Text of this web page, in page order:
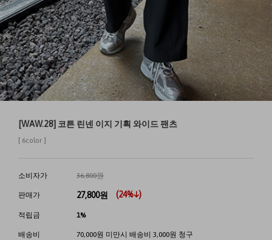
[WAW.28] 코튼 린넨 이지 기획 와이드 팬츠
[ 6color ]
소비자가 36,800원
판매가 27,800원 (24%↓)
적립금 1%
배송비 70,000원 미만시 배송비 3,000원 청구